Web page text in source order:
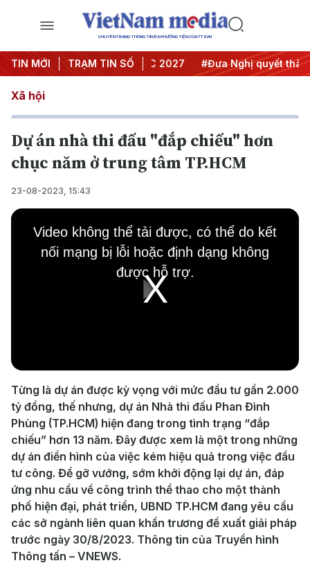
CHUYÊN TRANG THÔNG TIN ĐA PHƯƠNG TIỆN CỦA TTXVN
TIN MỚI TRẠM TIN SỐ
Trung ương 3 #APEC 2027 #Đưa Nghị quyết thành
Xã hội
Dự án nhà thi đấu "đắp chiếu" hơn
chục năm ở trung tâm TP.HCM
23-08-2023, 15:43
Play
Video
This
window.
Video không thể tải được, có thể do kết
nối mạng bị lỗi hoặc định dạng không
được hỗ trợ.
Từng là dự án được kỳ vọng với mức đầu tư gần 2.000
tỷ đồng, thế nhưng, dự án Nhà thi đấu Phan Đình
Phùng (TP.HCM) hiện đang trong tình trạng “đắp
chiếu” hơn 13 năm. Đây được xem là một trong những
dự án điển hình của việc kém hiệu quả trong việc đầu
tư công. Để gỡ vướng, sớm khởi động lại dự án, đáp
ứng nhu cầu về công trình thể thao cho một thành
phố hiện đại, phát triển, UBND TP.HCM đang yêu cầu
các sở ngành liên quan khẩn trương đề xuất giải pháp
trước ngày 30/8/2023. Thông tin của Truyền hình
Thông tấn – VNEWS.